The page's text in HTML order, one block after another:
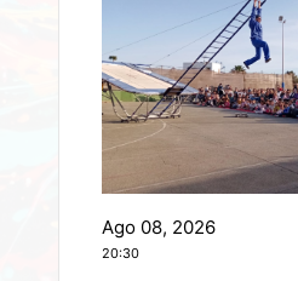
Ago 08, 2026
20:30